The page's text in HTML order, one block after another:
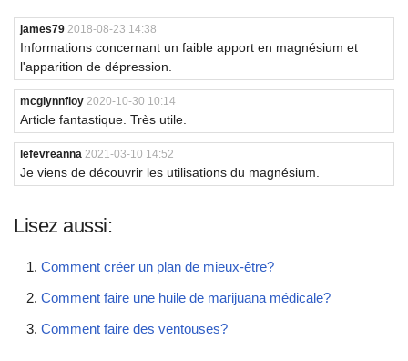
james79 2018-08-23 14:38
Informations concernant un faible apport en magnésium et
l'apparition de dépression.
mcglynnfloy 2020-10-30 10:14
Article fantastique. Très utile.
lefevreanna 2021-03-10 14:52
Je viens de découvrir les utilisations du magnésium.
Lisez aussi:
Comment créer un plan de mieux-être?
Comment faire une huile de marijuana médicale?
Comment faire des ventouses?